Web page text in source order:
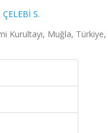
ÇELEBİ S.
Kurultayı, Muğla,